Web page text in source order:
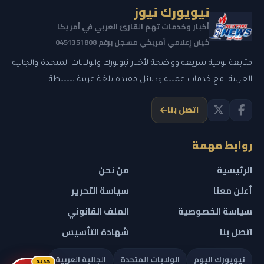
نيويورك نيوز
أخبار وخدمات تهم القارئ العربي في أمريكا
كيان إعلامي أمريكي مسجل برقم 0451351808
متابعة يومية سريعة وواضحة لأخبار نيويورك والولايات المتحدة والجالية
العربية، مع خدمات عملية ودلائل مفيدة بلغة عربية بسيطة.
اتصل بنا
روابط مهمة
الرئيسية
من نحن
أعلن معنا
سياسة التحرير
سياسة الخصوصية
الملف القانوني
اتصل بنا
شهادة التأسيس
نيويورك اليوم الولايات المتحدة الجالية العربية جديد